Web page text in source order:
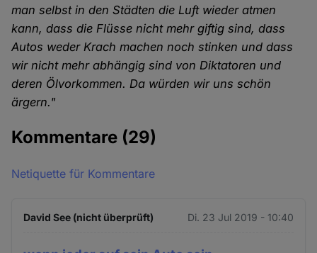
man selbst in den Städten die Luft wieder atmen
kann, dass die Flüsse nicht mehr giftig sind, dass
Autos weder Krach machen noch stinken und dass
wir nicht mehr abhängig sind von Diktatoren und
deren Ölvorkommen. Da würden wir uns schön
ärgern."
Kommentare (29)
Netiquette für Kommentare
David See (nicht überprüft) Di. 23 Jul 2019 - 10:40